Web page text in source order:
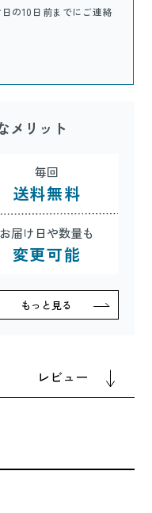
の10日前までにご連絡
メリット
毎回
送料無料
お届け日や数量も
変更可能
もっと見る
レビュー